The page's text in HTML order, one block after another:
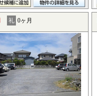
礼 0ヶ月